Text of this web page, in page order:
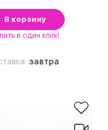
В корзину
в один клик!
завтра